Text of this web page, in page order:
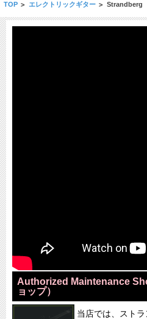
TOP > エレクトリックギター > Strandberg
Authorized Maintenance
ョップ）
当店では、スト